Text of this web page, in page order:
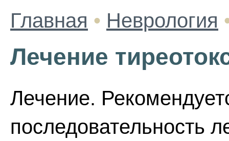
Главная • Неврология
Лечение
Лечение.
последовательность